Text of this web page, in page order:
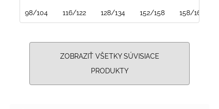
98/104 116/122 128/134 152/158 158/164
ZOBRAZIŤ VŠETKY SÚVISIACE
PRODUKTY